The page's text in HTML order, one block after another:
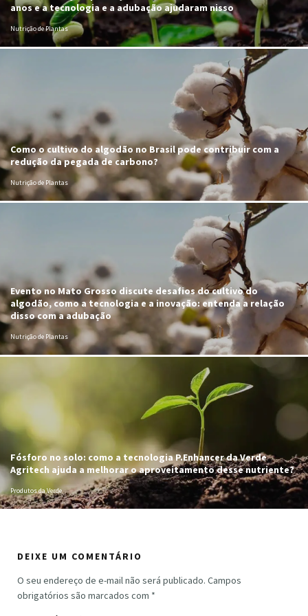
anos e a tecnologia e a adubação ajudaram nisso
Nutrição de Plantas
Como o cultivo do algodão no Brasil pode contribuir com a
redução da pegada de carbono?
Nutrição de Plantas
Evento no Mato Grosso discute desafios do cultivo do
algodão, como a tecnologia e a inovação: entenda a relação
disso com a adubação
Nutrição de Plantas
Fósforo no solo: como a tecnologia P.Enhancer da Verde
Agritech ajuda a melhorar o aproveitamento desse nutriente?
Produtos da Verde
DEIXE UM COMENTÁRIO
O seu endereço de e-mail não será publicado. Campos
obrigatórios são marcados com *